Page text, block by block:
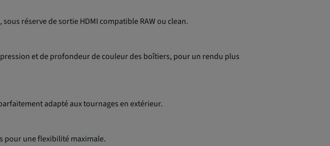
réserve de sortie HDMI compatible RAW ou clean.
et de profondeur de couleur des boîtiers, pour un rendu plus
adapté aux tournages en extérieur.
pour une flexibilité maximale.